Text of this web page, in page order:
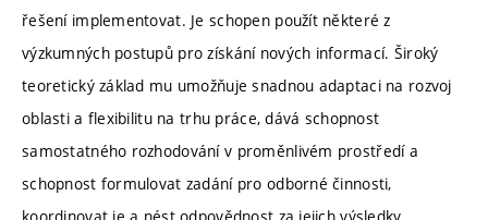
řešení implementovat. Je schopen použít některé z
výzkumných postupů pro získání nových informací. Široký
teoretický základ mu umožňuje snadnou adaptaci na rozvoj
oblasti a flexibilitu na trhu práce, dává schopnost
samostatného rozhodování v proměnlivém prostředí a
schopnost formulovat zadání pro odborné činnosti,